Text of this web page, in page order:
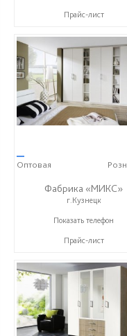
Прайс-лист
—
Оптовая
Фабрика «МИКС»
г.Кузнецк
+7 (937) 423-36-37
Показать телефон
Прайс-лист